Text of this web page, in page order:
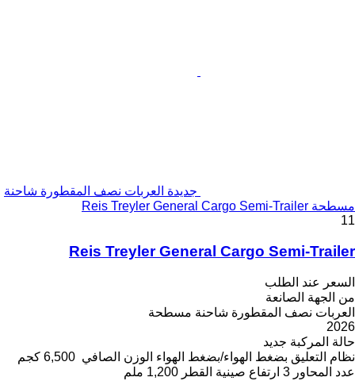
جديدة العربات نصف المقطورة شاحنة
مسطحة Reis Treyler General Cargo Semi-Trailer
11
Reis Treyler General Cargo Semi-Trailer
السعر عند الطلب
من الجهة الصانعة
العربات نصف المقطورة شاحنة مسطحة
2026
حالة المركبة جديد
نظام التعليق بضغط الهواء/بضغط الهواء الوزن الصافي 6,500 كجم
عدد المحاور 3 ارتفاع صينية القطر 1,200 ملم